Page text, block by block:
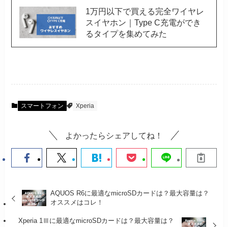
1万円以下で買える完全ワイヤレ
スイヤホン｜Type C充電ができ
るタイプを集めてみた
スマートフォン Xperia
よかったらシェアしてね！
AQUOS R6に最適なmicroSDカードは？最大容量は？
オススメはコレ！
Xperia 1Ⅲに最適なmicroSDカードは？最大容量は？